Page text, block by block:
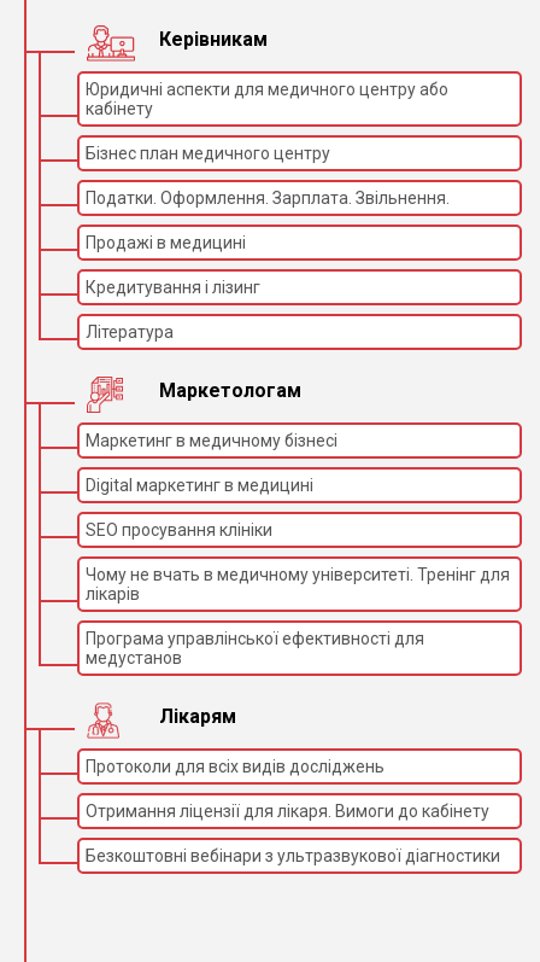
Керівникам
Юридичні аспекти для медичного центру або
кабінету
Бізнес план медичного центру
Податки. Оформлення. Зарплата. Звільнення.
Продажі в медицині
Кредитування і лізинг
Література
Маркетологам
Маркетинг в медичному бізнесі
Digital маркетинг в медицині
SEO просування клініки
Чому не вчать в медичному університеті. Тренінг для
лікарів
Програма управлінської ефективності для
медустанов
Лікарям
Протоколи для всіх видів досліджень
Отримання ліцензії для лікаря. Вимоги до кабінету
Безкоштовні вебінари з ультразвукової діагностики